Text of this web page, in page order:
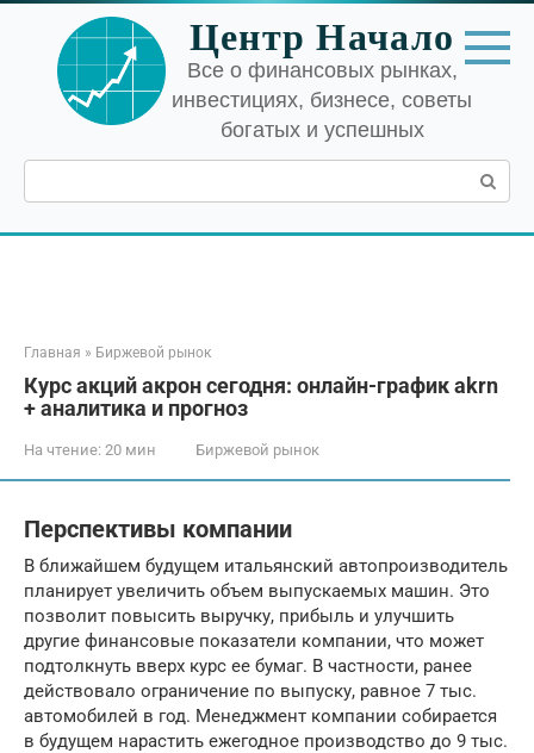
Перейти
контенту
Центр Начало
Все о финансовых рынках,
инвестициях, бизнесе, советы
богатых и успешных
Поиск:
Главная » Биржевой рынок
Курс акций акрон сегодня: онлайн-график akrn
+ аналитика и прогноз
На чтение: 20 мин Биржевой рынок
Перспективы компании
В ближайшем будущем итальянский автопроизводитель
планирует увеличить объем выпускаемых машин. Это
позволит повысить выручку, прибыль и улучшить
другие финансовые показатели компании, что может
подтолкнуть вверх курс ее бумаг. В частности, ранее
действовало ограничение по выпуску, равное 7 тыс.
автомобилей в год. Менеджмент компании собирается
в будущем нарастить ежегодное производство до 9 тыс.